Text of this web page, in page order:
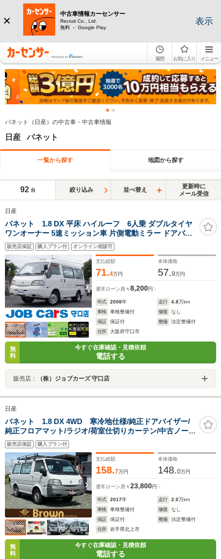
中古車情報カーセンサー
Recruit Co., Ltd.
無料 － Google Play
表示
履歴 お気に入り メニュー
バネット（日産）の中古車・中古車情報
日産 バネット
一覧から探す 地図から探す
92 台 絞り込み 並べ替え
更新時に
メール受信
日産
バネット 1.8 DX 平床 ハイルーフ 6人乗 ダブルタイヤ
ワンオーナー 5速ミッション車 片側電動ミラー ドアバイ
ザー パワーウインドウ スライドドア 荷室仕切りカーテン
CD再生 点検記録簿
販売店保証 購入プラン付 オンライン相談可
支払総額
71.4万円
本体価格
57.9万円
通常ローン 月々8,200円
年式 2008年 走行 4.8万km
車検
車検整備付 修復
なし
保証
保証付 整備
法定整備付
住所
大阪府守口市
無
料
今すぐ在庫確認・見積依頼
電話する
販売店： （株）ジョブカーズ 守口店
日産
バネット 1.8 DX 4WD 寒冷地仕様/純正ドアバイザー/
純正フロアマット/ラジオ/荷室仕切りカーテン/中古ノーマ
ルタイヤ付属
販売店保証 購入プラン付
支払総額
158.7万円
本体価格
148.0万円
通常ローン 月々23,800円
年式 2017年 走行 2.0万km
車検
車検整備付 修復
なし
保証
保証付 整備
法定整備付
住所
岩手県北上市
無
料
今すぐ在庫確認・見積依頼
電話する